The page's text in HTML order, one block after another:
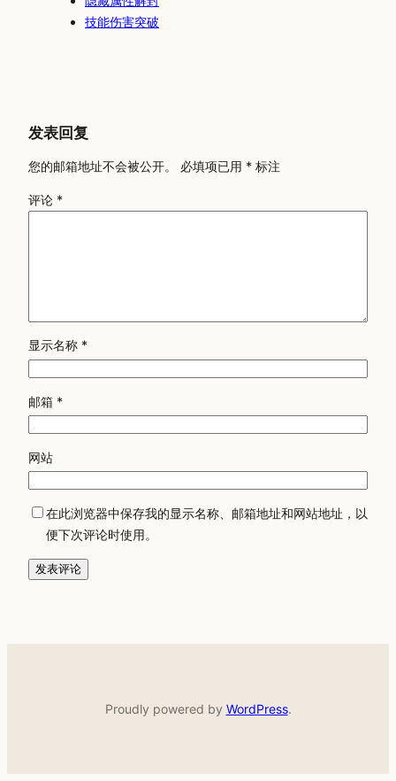
技能伤害突破
发表回复
您的邮箱地址不会被公开。 必填项已用 * 标注
评论 *
显示名称 *
邮箱 *
网站
在此浏览器中保存我的显示名称、邮箱地址和网站地址，以
便下次评论时使用。
Proudly powered by WordPress.